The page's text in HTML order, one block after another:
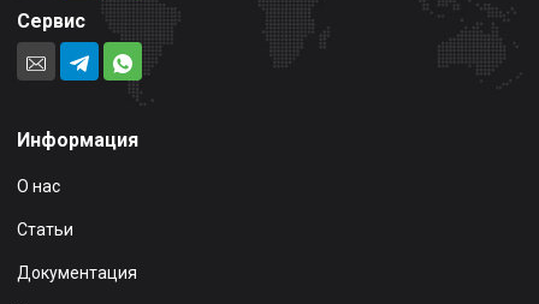
Сервис
Информация
О нас
Статьи
Документация